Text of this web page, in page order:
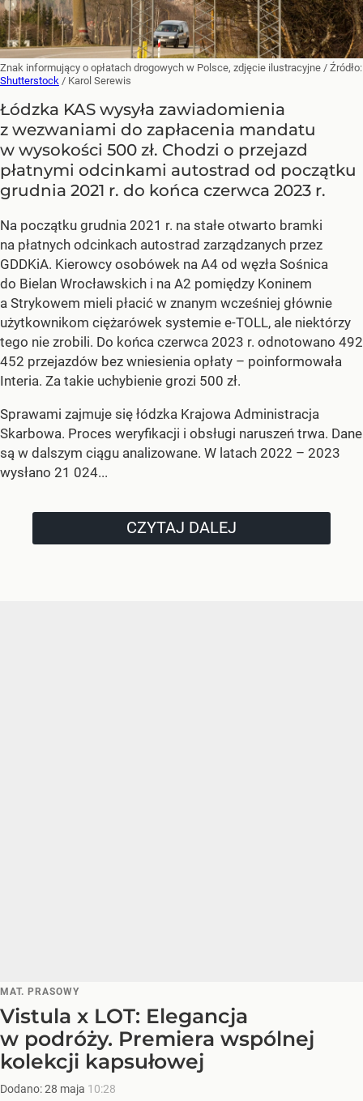
Znak informujący o opłatach drogowych w Polsce, zdjęcie ilustracyjne / Źródło:
Shutterstock / Karol Serewis
Łódzka KAS wysyła zawiadomienia
z wezwaniami do zapłacenia mandatu
w wysokości 500 zł. Chodzi o przejazd
płatnymi odcinkami autostrad od początku
grudnia 2021 r. do końca czerwca 2023 r.
Na początku grudnia 2021 r. na stałe otwarto bramki
na płatnych odcinkach autostrad zarządzanych przez
GDDKiA. Kierowcy osobówek na A4 od węzła Sośnica
do Bielan Wrocławskich i na A2 pomiędzy Koninem
a Strykowem mieli płacić w znanym wcześniej głównie
użytkownikom ciężarówek systemie e-TOLL, ale niektórzy
tego nie zrobili. Do końca czerwca 2023 r. odnotowano 492
452 przejazdów bez wniesienia opłaty – poinformowała
Interia. Za takie uchybienie grozi 500 zł.
Sprawami zajmuje się łódzka Krajowa Administracja
Skarbowa. Proces weryfikacji i obsługi naruszeń trwa. Dane
są w dalszym ciągu analizowane. W latach 2022 – 2023
wysłano 21 024...
CZYTAJ DALEJ
MAT. PRASOWY
Vistula x LOT: Elegancja
w podróży. Premiera wspólnej
kolekcji kapsułowej
Dodano:28 maja 10:28